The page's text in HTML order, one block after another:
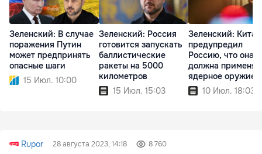
Зеленский: В случае
поражения Путин
может предпринять
опасные шаги
15 Июл. 10:00
Зеленский: Россия
готовится запускать
баллистические
ракеты на 5000
километров
15 Июл. 15:03
Зеленский: Китай
предупредил
Россию, что она
должна
ядерное оружие
10 Июл. 18:03
Rupor 28 августа 2023, 14:18 8 760